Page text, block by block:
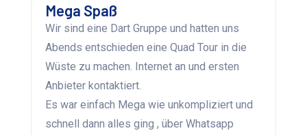
Mega Spaß
Wir sind eine Dart Gruppe und hatten uns
Abends entschieden eine Quad Tour in die
Wüste zu machen. Internet an und ersten
Anbieter kontaktiert.
Es war einfach Mega wie unkompliziert und
schnell dann alles ging , über Whatsapp